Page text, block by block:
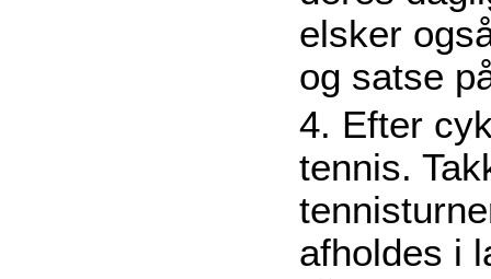
elsker
og satse
4. Efter
tennis.
afholdes i